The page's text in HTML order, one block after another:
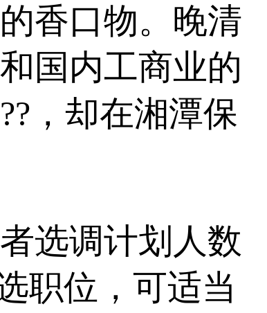
香口物。晚清
国内工商业的
，却在湘潭保
选调计划人数
职位，可适当